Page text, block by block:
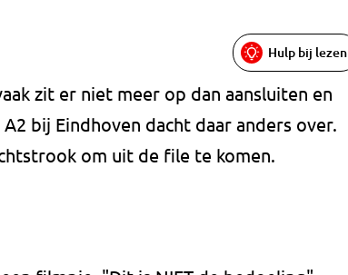
Hulp bij lezen
zit er niet meer op dan aansluiten en
bij Eindhoven dacht daar anders over.
om uit de file te komen.